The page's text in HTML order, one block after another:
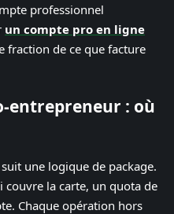
professionnel
un compte pro en ligne
fraction de ce que facture
entrepreneur : où
une logique de package.
la carte, un quota de
Chaque opération hors